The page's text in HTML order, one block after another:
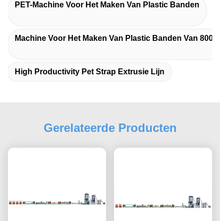
PET-Machine Voor Het Maken Van Plastic Banden
Machine Voor Het Maken Van Plastic Banden Van 800
High Productivity Pet Strap Extrusie Lijn
Gerelateerde Producten